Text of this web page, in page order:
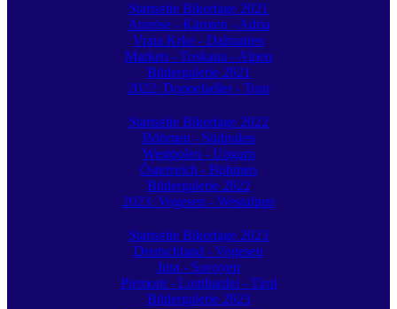
Startseite Bikertage 2021
Anreise - Kärnten - Adria
Vrata Krke - Dalmatien
Marken - Toskana - Alpen
Bildergalerie 2021
2022: Doppeladler - Tour
Startseite Bikertage 2022
Böhmen - Südpolen
Westpolen - Ungarn
Österreich - Böhmen
Bildergalerie 2022
2023: Vogesen - Westalpen
Startseite Bikertage 2023
Deutschland - Vogesen
Jura - Savoyen
Piemont - Lombardei - Tirol
Bildergalerie 2023